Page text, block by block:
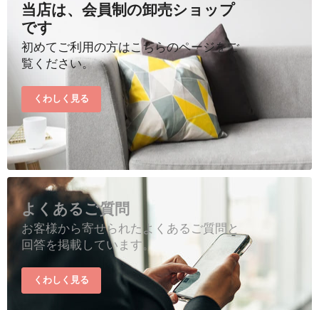
当店は、会員制の卸売ショップ
です
初めてご利用の方はこちらのページをご
覧ください。
くわしく見る
よくあるご質問
お客様から寄せられたよくあるご質問と
回答を掲載しています。
くわしく見る